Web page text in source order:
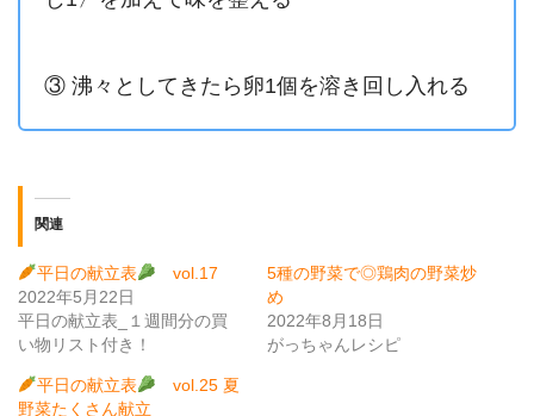
③ 沸々としてきたら卵1個を溶き回し入れる
関連
平日の献立表
vol.17
2022年5月22日
平日の献立表_１週間分の買
い物リスト付き！
5種の野菜で◎鶏肉の野菜炒
め
2022年8月18日
がっちゃんレシピ
平日の献立表
vol.25 夏
野菜たくさん献立